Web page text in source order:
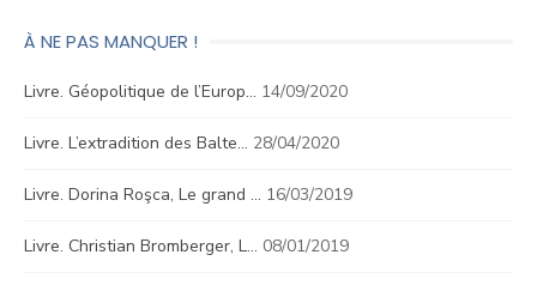
À NE PAS MANQUER !
Livre. Géopolitique de l’Europ… 14/09/2020
Livre. L’extradition des Balte… 28/04/2020
Livre. Dorina Roşca, Le grand … 16/03/2019
Livre. Christian Bromberger, L… 08/01/2019